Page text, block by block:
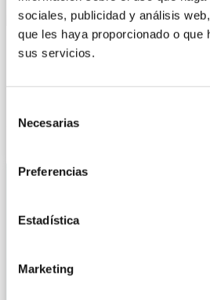
sociales, publicidad y análisis
que les haya proporcionado o que
sus servicios.
Necesarias
Preferencias
Estadística
Marketing